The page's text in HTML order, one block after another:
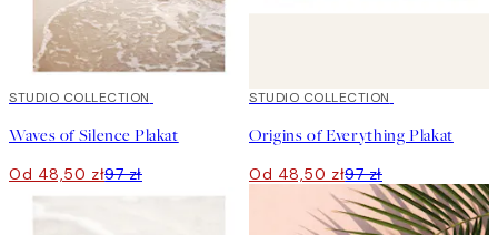
50%*
STUDIO COLLECTION
Waves of Silence Plakat
Od 48,50 zł97 zł
50%*
STUDIO COLLECTION
Origins of Everything Plakat
Od 48,50 zł97 zł